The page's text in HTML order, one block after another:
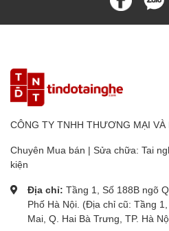
CÔNG TY TNHH THƯƠNG MẠI
Chuyên Mua bán | Sửa chữa: Tai
kiện
Địa chỉ: Tầng 1, Số 188B ngõ
Phố Hà Nội. (Địa chỉ cũ: Tầng
Mai, Q. Hai Bà Trưng, TP. Hà